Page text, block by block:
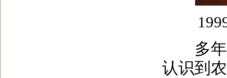
多年
认识到